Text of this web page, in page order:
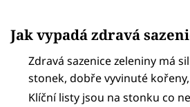
Jak vypadá zdravá
Zdravá sazenice zeleniny má
stonek, dobře vyvinuté
Klíční listy jsou na stonku co